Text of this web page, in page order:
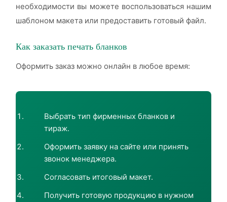
необходимости вы можете воспользоваться нашим
шаблоном макета или предоставить готовый файл.
Как заказать печать бланков
Оформить заказ можно онлайн в любое время:
Выбрать тип фирменных бланков и
тираж.
Оформить заявку на сайте или принять
звонок менеджера.
Согласовать итоговый макет.
Получить готовую продукцию в нужном